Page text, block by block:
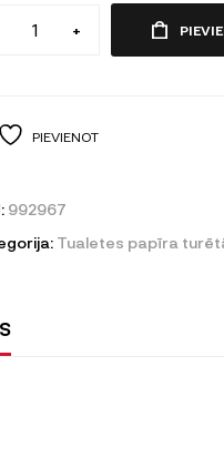
+
PIEVIENOT
992967
Tualetes papīra